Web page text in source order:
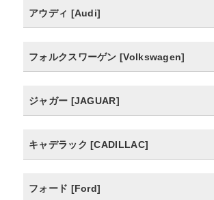
アウディ [Audi]
フォルクスワーゲン [Volkswagen]
ジャガー [JAGUAR]
キャデラック [CADILLAC]
フォード [Ford]